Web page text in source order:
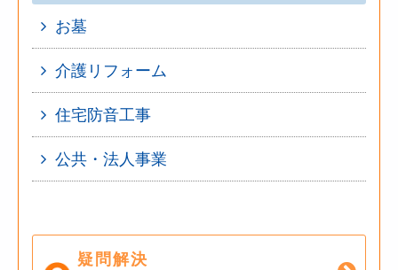
お墓
介護リフォーム
住宅防音工事
公共・法人事業
疑問解決